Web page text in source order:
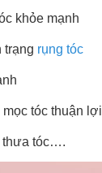
khỏe mạnh
trạng rụng tóc
tóc thuận lợi
thưa tóc….